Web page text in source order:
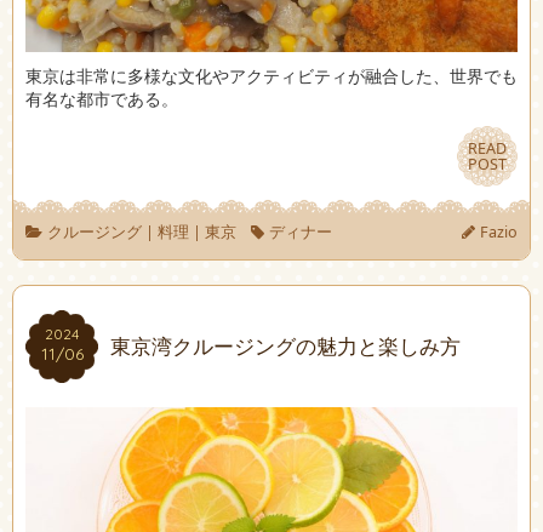
東京は非常に多様な文化やアクティビティが融合した、世界でも
有名な都市である。
READ
POST
READ
POST
クルージング| 料理 | 東京 ディナー Fazio
2024
11/06
2024
11/06 東京湾クルージングの魅力と楽しみ方